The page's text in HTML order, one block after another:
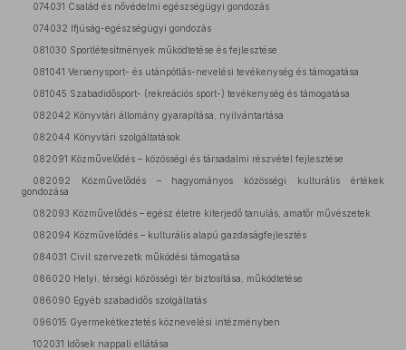
074031 Család és nővédelmi egészségügyi gondozás
074032 Ifjúság-egészségügyi gondozás
081030 Sportlétesítmények működtetése és fejlesztése
081041 Versenysport- és utánpótlás-nevelési tevékenység és támogatása
081045 Szabadidősport- (rekreációs sport-) tevékenység és támogatása
082042 Könyvtári állomány gyarapítása, nyilvántartása
082044 Könyvtári szolgáltatások
082091 Közművelődés – közösségi és társadalmi részvétel fejlesztése
082092 Közművelődés – hagyományos közösségi kulturális értékek
gondozása
082093 Közművelődés – egész életre kiterjedő tanulás, amatőr művészetek
082094 Közművelődés – kulturális alapú gazdaságfejlesztés
084031 Civil szervezetk működési támogatása
086020 Helyi, térségi közösségi tér biztosítása, működtetése
086090 Egyéb szabadidős szolgáltatás
096015 Gyermekétkeztetés köznevelési intézményben
102031 Idősek nappali ellátása